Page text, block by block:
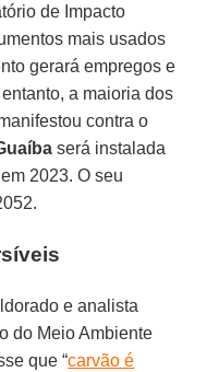
de Impacto
mais usados
gerará empregos e
a maioria dos
contra o
será instalada
2023. O seu
e analista
do Meio Ambiente
que “carvão é